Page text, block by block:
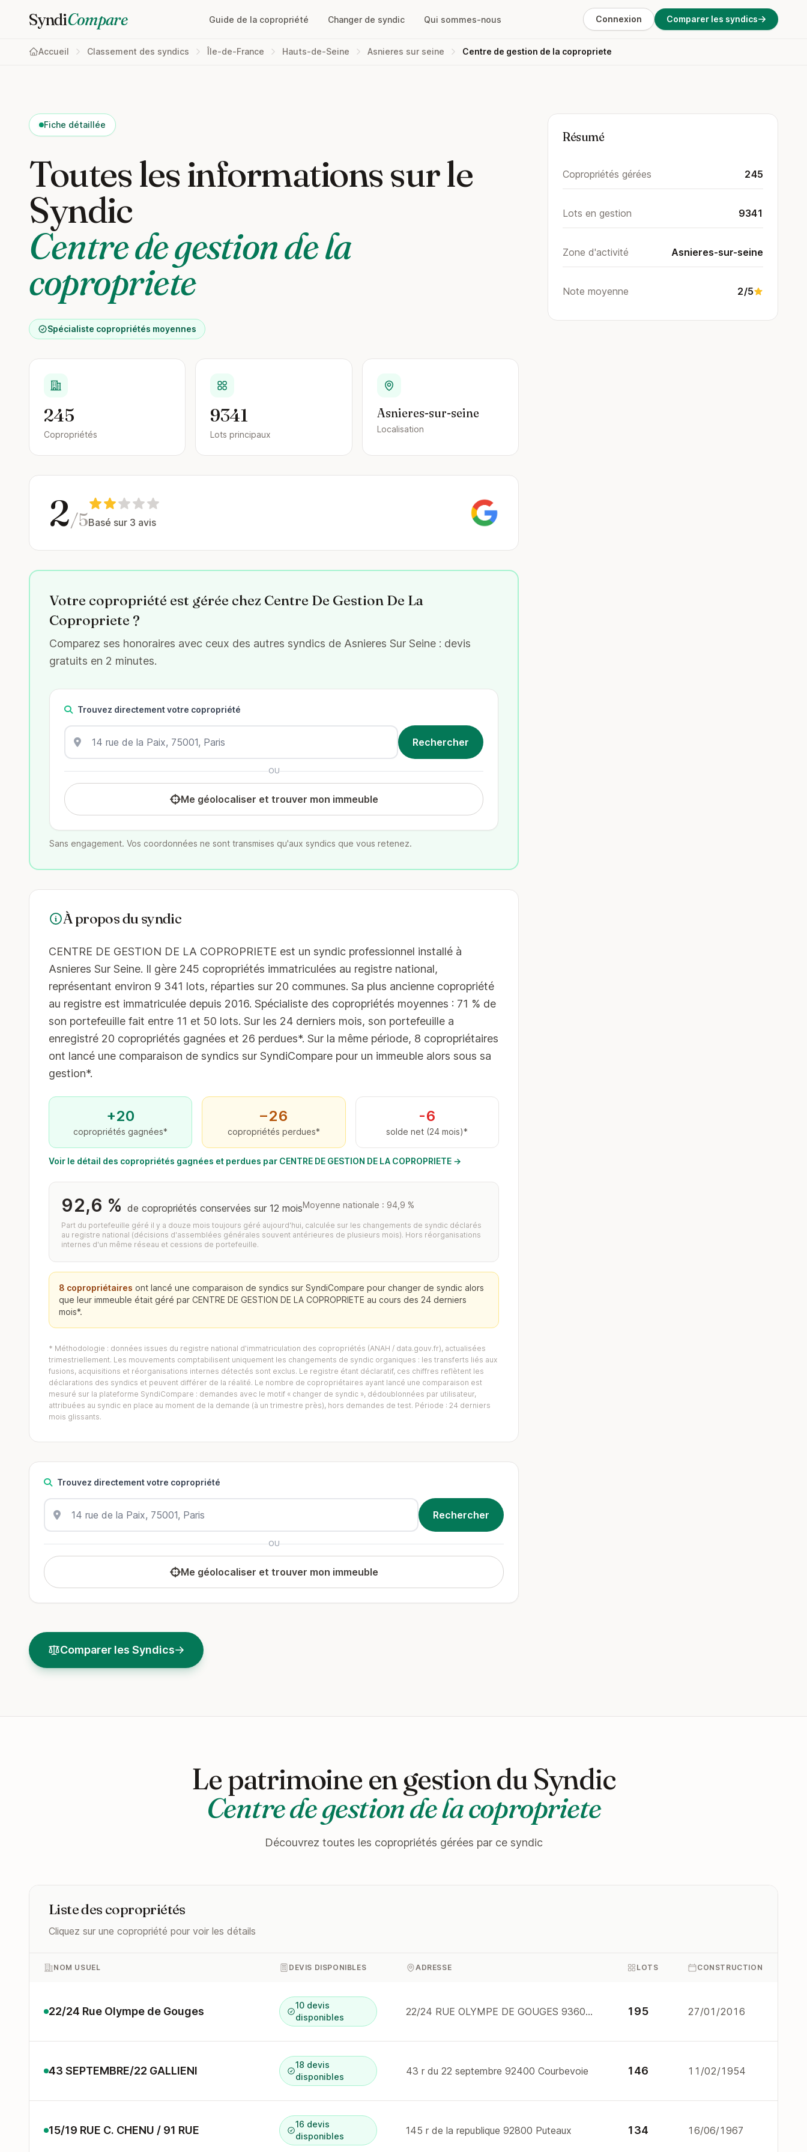
SyndiCompare Guide de la copropriété Changer de syndic Qui sommes-nous Connexion Comparer les syndics
Accueil Classement des syndics Île-de-France Hauts-de-Seine Asnieres sur seine Centre de gestion de la copropriete
Fiche détaillée
Toutes les informations sur le
Syndic
Centre de gestion de la
copropriete
Spécialiste copropriétés moyennes
245
Copropriétés
9341
Lots principaux
Asnieres-sur-seine
Localisation
2/5Basé sur 3 avis
Votre copropriété est gérée chez Centre De Gestion De La
Copropriete ?
Comparez ses honoraires avec ceux des autres syndics de Asnieres Sur Seine : devis
gratuits en 2 minutes.
Trouvez directement votre copropriété
OU
Me géolocaliser et trouver mon immeuble
Sans engagement. Vos coordonnées ne sont transmises qu'aux syndics que vous retenez.
À propos du syndic
CENTRE DE GESTION DE LA COPROPRIETE est un syndic professionnel installé à
Asnieres Sur Seine. Il gère 245 copropriétés immatriculées au registre national,
représentant environ 9 341 lots, réparties sur 20 communes. Sa plus ancienne copropriété
au registre est immatriculée depuis 2016. Spécialiste des copropriétés moyennes : 71 % de
son portefeuille fait entre 11 et 50 lots. Sur les 24 derniers mois, son portefeuille a
enregistré 20 copropriétés gagnées et 26 perdues*. Sur la même période, 8 copropriétaires
ont lancé une comparaison de syndics sur SyndiCompare pour un immeuble alors sous sa
gestion*.
+20
copropriétés gagnées*
−26
copropriétés perdues*
-6
solde net (24 mois)*
Voir le détail des copropriétés gagnées et perdues par CENTRE DE GESTION DE LA COPROPRIETE →
92,6 % de copropriétés conservées sur 12 moisMoyenne nationale : 94,9 %
Part du portefeuille géré il y a douze mois toujours géré aujourd'hui, calculée sur les changements de syndic déclarés
au registre national (décisions d'assemblées générales souvent antérieures de plusieurs mois). Hors réorganisations
internes d'un même réseau et cessions de portefeuille.
8 copropriétaires ont lancé une comparaison de syndics sur SyndiCompare pour changer de syndic alors
que leur immeuble était géré par CENTRE DE GESTION DE LA COPROPRIETE au cours des 24 derniers
mois*.
* Méthodologie : données issues du registre national d'immatriculation des copropriétés (ANAH / data.gouv.fr), actualisées
trimestriellement. Les mouvements comptabilisent uniquement les changements de syndic organiques : les transferts liés aux
fusions, acquisitions et réorganisations internes détectés sont exclus. Le registre étant déclaratif, ces chiffres reflètent les
déclarations des syndics et peuvent différer de la réalité. Le nombre de copropriétaires ayant lancé une comparaison est
mesuré sur la plateforme SyndiCompare : demandes avec le motif « changer de syndic », dédoublonnées par utilisateur,
attribuées au syndic en place au moment de la demande (à un trimestre près), hors demandes de test. Période : 24 derniers
mois glissants.
Trouvez directement votre copropriété
OU
Me géolocaliser et trouver mon immeuble
Comparer les Syndics
Résumé
Copropriétés gérées 245
Lots en gestion 9341
Zone d'activité Asnieres-sur-seine
Note moyenne 2/5
Le patrimoine en gestion du Syndic
Centre de gestion de la copropriete
Découvrez toutes les copropriétés gérées par ce syndic
Liste des copropriétés
Cliquez sur une copropriété pour voir les détails
NOM USUEL DEVIS DISPONIBLES ADRESSE LOTS CONSTRUCTION
22/24 Rue Olympe de Gouges
10 devis
disponibles
22/24 RUE OLYMPE DE GOUGES 93600 ASNIERES 195 27/01/2016
43 SEPTEMBRE/22 GALLIENI
18 devis
disponibles
43 r du 22 septembre 92400 Courbevoie 146 11/02/1954
15/19 RUE C. CHENU / 91 RUE
16 devis
disponibles
145 r de la republique 92800 Puteaux 134 16/06/1967